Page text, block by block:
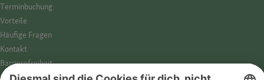
Termin­buchung
Vorteile
Häufige Fragen
Kontakt
Barrierefreiheit
Impressum